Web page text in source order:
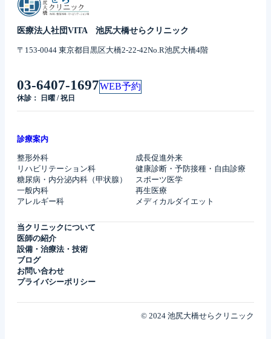
医療法人社団VITA 池尻大橋せらクリニック
〒153-0044 東京都目黒区大橋2-22-42No.R池尻大橋4階
03-6407-1697
休診： 日曜 / 祝日
WEB予約
診療案内
整形外科
リハビリテーション科
糖尿病・内分泌内科（甲状腺）
一般内科
アレルギー科
成長促進外来
健康診断・予防接種・自由診療
スポーツ医学
再生医療
メディカルダイエット
当クリニックについて
医師の紹介
設備・治療法・技術
ブログ
お問い合わせ
プライバシーポリシー
© 2024 池尻大橋せらクリニック